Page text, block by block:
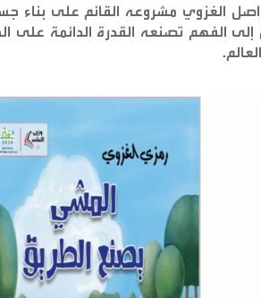
الغزوي مشروعه القائم على بناء
إلى الفهم تصنعه القدرة الدائمة على
.